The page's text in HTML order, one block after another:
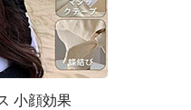
小顔効果